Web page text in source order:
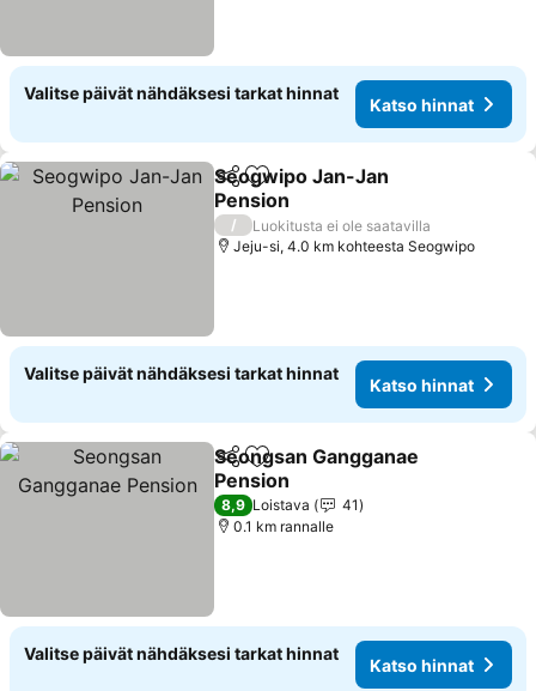
Valitse päivät nähdäksesi tarkat hinnat
Katso hinnat
Jaa Lisää suosikkeihin
Seogwipo Jan-Jan
Pension
/
Luokitusta ei ole saatavilla
Jeju-si, 4.0 km kohteesta Seogwipo
Valitse päivät nähdäksesi tarkat hinnat
Katso hinnat
Jaa Lisää suosikkeihin
Seongsan Gangganae
Pension
8,9 Loistava
41
0.1 km rannalle
Valitse päivät nähdäksesi tarkat hinnat
Katso hinnat